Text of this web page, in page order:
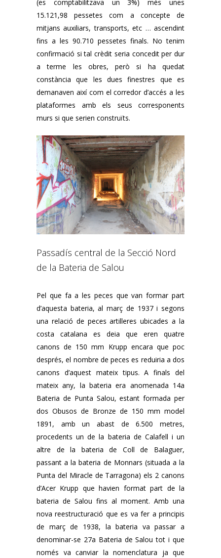
(es comptabilitzava un 3%) més unes
15.121,98 pessetes com a concepte de
mitjans auxiliars, transports, etc … ascendint
fins a les 90.710 pessetes finals. No tenim
confirmació si tal crèdit seria concedit per dur
a terme les obres, però si ha quedat
constància que les dues finestres que es
demanaven així com el corredor d’accés a les
plataformes amb els seus corresponents
murs si que serien construïts.
Passadís central de la Secció Nord
de la Bateria de Salou
Pel que fa a les peces que van formar part
d’aquesta bateria, al març de 1937 i segons
una relació de peces artilleres ubicades a la
costa catalana es deia que eren quatre
canons de 150 mm Krupp encara que poc
després, el nombre de peces es reduiria a dos
canons d’aquest mateix tipus. A finals del
mateix any, la bateria era anomenada 14a
Bateria de Punta Salou, estant formada per
dos Obusos de Bronze de 150 mm model
1891, amb un abast de 6.500 metres,
procedents un de la bateria de Calafell i un
altre de la bateria de Coll de Balaguer,
passant a la bateria de Monnars (situada a la
Punta del Miracle de Tarragona) els 2 canons
d’Acer Krupp que havien format part de la
bateria de Salou fins al moment. Amb una
nova reestructuració que es va fer a principis
de març de 1938, la bateria va passar a
denominar-se 27a Bateria de Salou tot i que
només va canviar la nomenclatura ja que